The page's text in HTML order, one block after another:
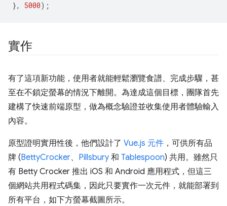
},
5000);
實作
有了這項新功能，使用者就能輕鬆瀏覽食譜、完成步驟，甚
至在不鎖定螢幕的情況下離開。為達成這個目標，團隊首先
建構了快速前端原型，做為概念驗證並收集使用者體驗輸入
內容。
原型證明實用性後，他們設計了 Vue.js 元件 ，可供所有品
牌 (BettyCrocker、 Pillsbury 和 Tablespoon) 共用。雖然只
有 Betty Crocker 推出 iOS 和 Android 應用程式，但這三
個網站共用程式碼集，因此只要實作一次元件，就能部署到
所有平台，如下方螢幕截圖所示。